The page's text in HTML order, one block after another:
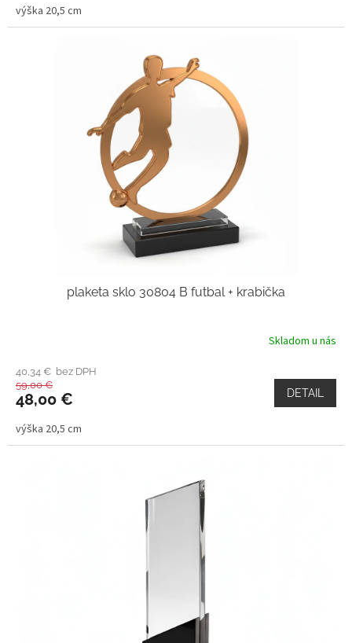
výška 20,5 cm
plaketa sklo 30804 B futbal + krabička
Skladom u nás
40,34 € bez DPH
59,00 €
48,00 € DETAIL
výška 20,5 cm